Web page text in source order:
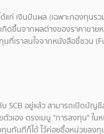
ก่ เงินปันผล (เฉพาะกองทุนรว
กิดขึ้นจากผลต่างของราคาข
ที่เราสนใจจากหนังสือชี้ชวน
อยู่แล้ว สามารถเปิดบัญชีล
วเอง ตรงเมนู "การลงทุน" ใ
ทันทีก็ได้ ไว้ค่อยซื้อหน่วยลงทุ